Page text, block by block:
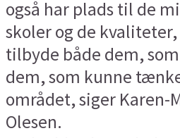
også har plads til de
skoler og de
tilbyde både dem,
dem, som kunne
området, siger Karen-
Olesen.